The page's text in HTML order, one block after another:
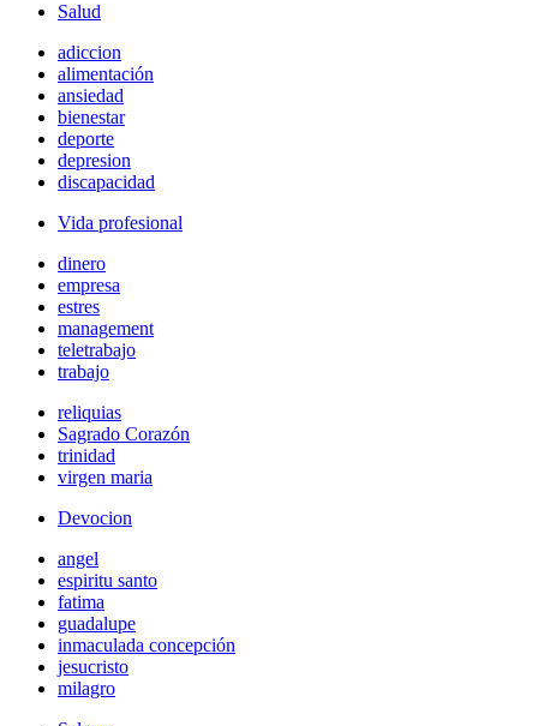
Salud
adiccion
alimentación
ansiedad
bienestar
deporte
depresion
discapacidad
Vida profesional
dinero
empresa
estres
management
teletrabajo
trabajo
reliquias
Sagrado Corazón
trinidad
virgen maria
Devocion
angel
espiritu santo
fatima
guadalupe
inmaculada concepción
jesucristo
milagro